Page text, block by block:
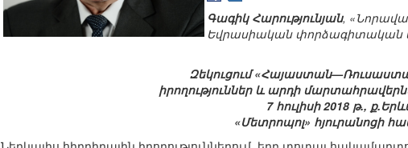
Գագիկ Հարությունյան,
Եվրասիական փորձագիտական
Զեկուցում
իրողություններ և արդի
7 հուլիսի 2018 թ.,
«Մետրոպոլ» հյուրանոցի